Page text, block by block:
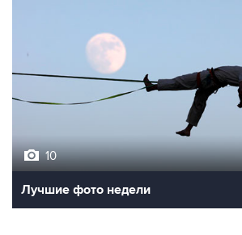
Лучшие фото недели